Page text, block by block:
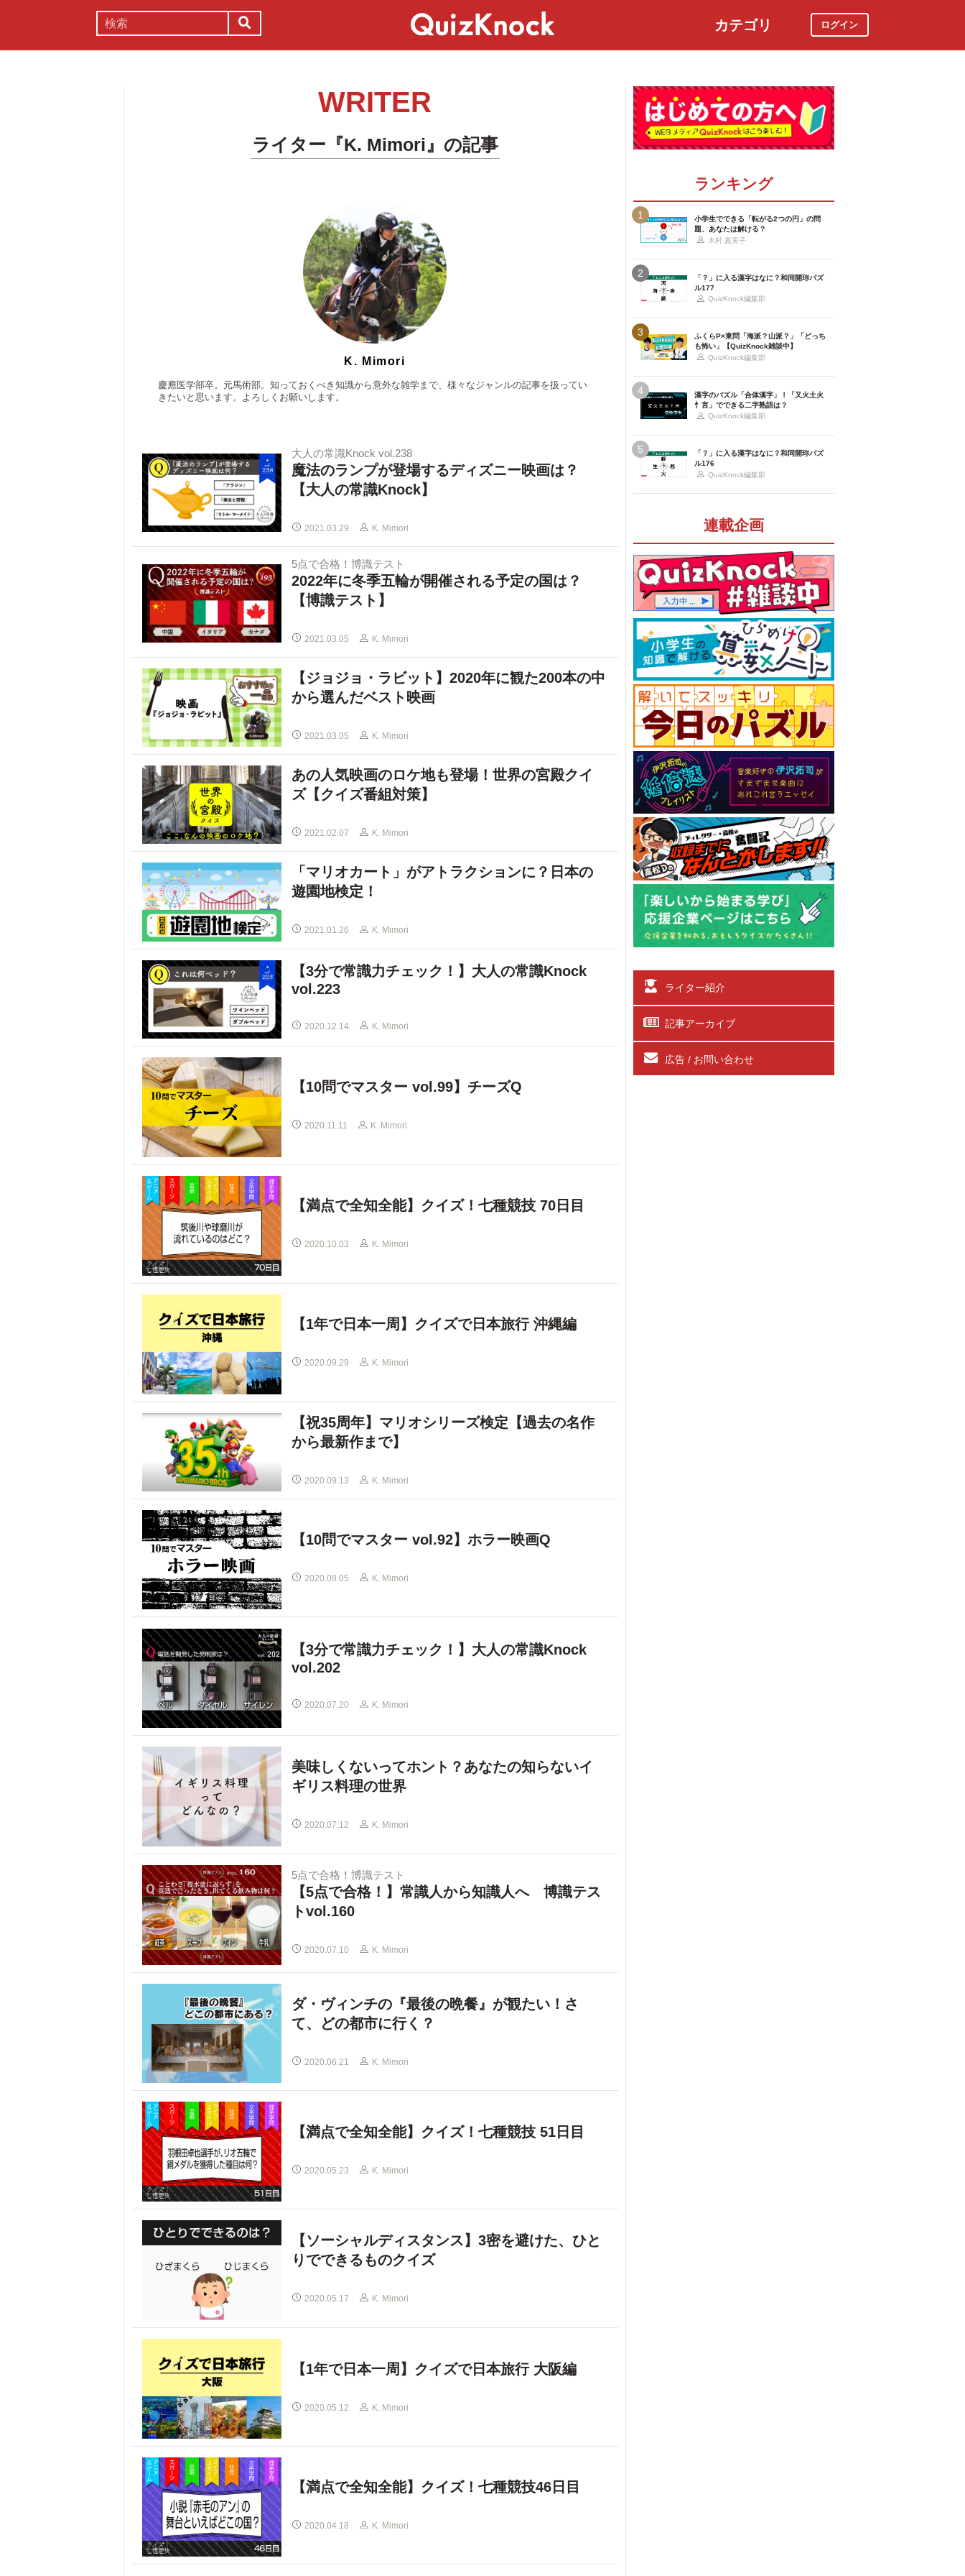
カテゴリ ログイン
WRITER
ライター『K. Mimori』の記事
K. Mimori
慶應医学部卒。元馬術部。知っておくべき知識から意外な雑学まで、様々なジャンルの記事を扱ってい
きたいと思います。よろしくお願いします。
大人の常識Knock vol.238
魔法のランプが登場するディズニー映画は？
【大人の常識Knock】
2021.03.29 K. Mimori
5点で合格！博識テスト
2022年に冬季五輪が開催される予定の国は？
【博識テスト】
2021.03.05 K. Mimori
【ジョジョ・ラビット】2020年に観た200本の中
から選んだベスト映画
2021.03.05 K. Mimori
あの人気映画のロケ地も登場！世界の宮殿クイ
ズ【クイズ番組対策】
2021.02.07 K. Mimori
「マリオカート」がアトラクションに？日本の
遊園地検定！
2021.01.26 K. Mimori
【3分で常識力チェック！】大人の常識Knock
vol.223
2020.12.14 K. Mimori
【10問でマスター vol.99】チーズQ
2020.11.11 K. Mimori
【満点で全知全能】クイズ！七種競技 70日目
2020.10.03 K. Mimori
【1年で日本一周】クイズで日本旅行 沖縄編
2020.09.29 K. Mimori
【祝35周年】マリオシリーズ検定【過去の名作
から最新作まで】
2020.09.13 K. Mimori
【10問でマスター vol.92】ホラー映画Q
2020.08.05 K. Mimori
【3分で常識力チェック！】大人の常識Knock
vol.202
2020.07.20 K. Mimori
美味しくないってホント？あなたの知らないイ
ギリス料理の世界
2020.07.12 K. Mimori
5点で合格！博識テスト
【5点で合格！】常識人から知識人へ 博識テス
トvol.160
2020.07.10 K. Mimori
ダ・ヴィンチの『最後の晩餐』が観たい！さ
て、どの都市に行く？
2020.06.21 K. Mimori
【満点で全知全能】クイズ！七種競技 51日目
2020.05.23 K. Mimori
【ソーシャルディスタンス】3密を避けた、ひと
りでできるものクイズ
2020.05.17 K. Mimori
【1年で日本一周】クイズで日本旅行 大阪編
2020.05.12 K. Mimori
【満点で全知全能】クイズ！七種競技46日目
2020.04.18 K. Mimori
ランキング
1
小学生でできる「転がる2つの円」の問
題、あなたは解ける？
木村 真実子
2
「？」に入る漢字はなに？和同開珎パズ
ル177
QuizKnock編集部
3
ふくらP×東問「海派？山派？」「どっち
も怖い」【QuizKnock雑談中】
QuizKnock編集部
4
漢字のパズル「合体漢字」！「又火土火
忄言」でできる二字熟語は？
QuizKnock編集部
5
「？」に入る漢字はなに？和同開珎パズ
ル176
QuizKnock編集部
連載企画
ライター紹介
記事アーカイブ
広告 / お問い合わせ